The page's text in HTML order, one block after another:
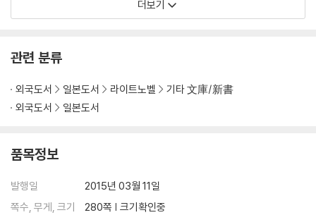
더보기
관련 분류
외국도서 일본도서 라이트노벨
기타 文庫/新書
외국도서
일본도서
품목정보
발행일
2015년 03월 11일
쪽수, 무게, 크기
280쪽 | 크기확인중